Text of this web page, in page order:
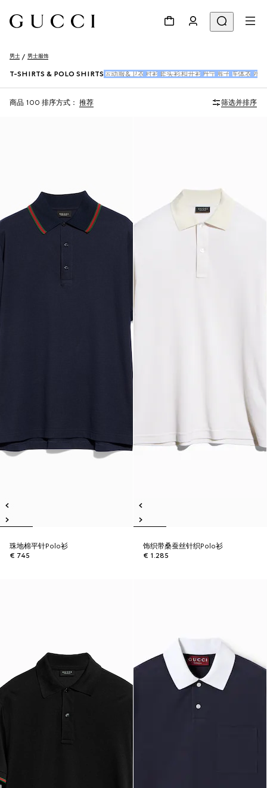
男士 男士服饰
T-SHIRTS & POLO SHIRTS 运动服&卫衣 衬衫 套头衫和开衫 丹宁 裤子 连体衣 外衣
商品 100 排序方式： 推荐 筛选并排序
珠地棉平针Polo衫
€ 745
饰织带桑蚕丝针织Polo衫
€ 1.285